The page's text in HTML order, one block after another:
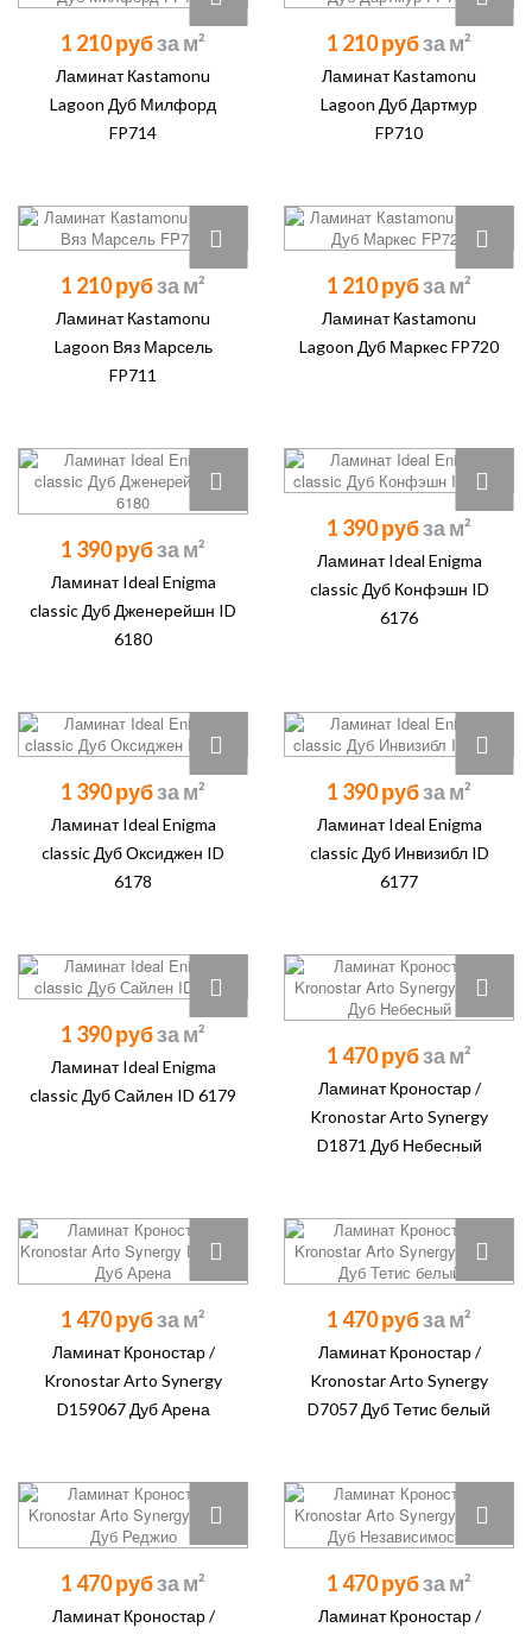
1 210 руб
Ламинат Кastamonu
Lagoon Дуб Милфорд
FP714
1 210 руб
Ламинат Кastamonu
Lagoon Дуб Дартмур
FP710
1 210 руб
Ламинат Кastamonu
Lagoon Вяз Марсель
FP711
1 210 руб
Ламинат Кastamonu
Lagoon Дуб Маркес FP720
1 390 руб
Ламинат Ideal Enigma
classic Дуб Дженерейшн ID
6180
1 390 руб
Ламинат Ideal Enigma
classic Дуб Конфэшн ID
6176
1 390 руб
Ламинат Ideal Enigma
classic Дуб Оксиджен ID
6178
1 390 руб
Ламинат Ideal Enigma
classic Дуб Инвизибл ID
6177
1 390 руб
Ламинат Ideal Enigma
classic Дуб Сайлен ID 6179
1 470 руб
Ламинат Кроностар /
Kronostar Arto Synergy
D1871 Дуб Небесный
1 470 руб
Ламинат Кроностар /
Kronostar Arto Synergy
D159067 Дуб Арена
1 470 руб
Ламинат Кроностар /
Kronostar Arto Synergy
D7057 Дуб Тетис белый
1 470 руб
Ламинат Кроностар /
1 470 руб
Ламинат Кроностар /